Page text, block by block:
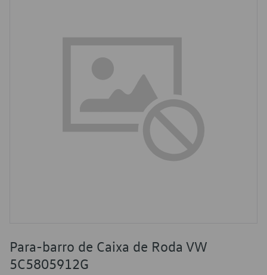
Para-barro de Caixa de Roda VW
5C5805912G